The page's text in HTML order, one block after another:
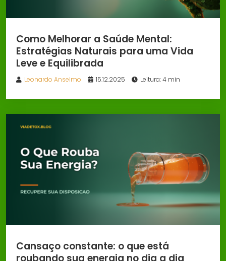
Como Melhorar a Saúde Mental:
Estratégias Naturais para uma Vida
Leve e Equilibrada
Leonardo Anselmo 15.12.2025 Leitura: 4 min
Cansaço constante: o que está
roubando sua energia no dia a dia